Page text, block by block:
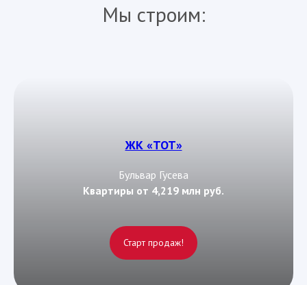
Мы строим:
ЖК «ТОТ»
Бульвар Гусева
Квартиры от 4,219 млн руб.
Старт продаж!